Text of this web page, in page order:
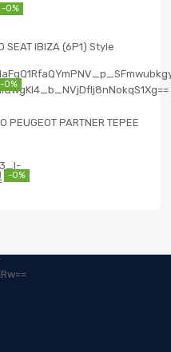
-0%
SEAT IBIZA (6P1) Style
-0%
PEUGEOT PARTNER TEPEE
-0%